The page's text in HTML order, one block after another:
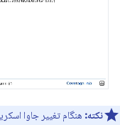
نکته: هنگام تغییر جاوا